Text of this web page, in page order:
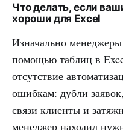
Что делать, если
хороши для Excel
Изначально
помощью таблиц в
отсутствие
ошибкам: дубли
связи клиенты и
менеджер находил